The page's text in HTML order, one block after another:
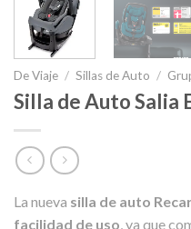
De Viaje / Sillas de Auto /
Silla de Auto Salia
La nueva silla de auto
facilidad de uso, ya que